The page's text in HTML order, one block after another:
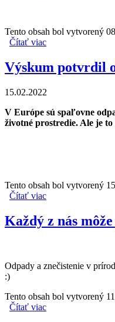
Tento obsah bol vytvorený
Čítať viac
Výskum potvrdil
15.02.2022
V Európe sú spaľovne
životné prostredie. Ale je
Tento obsah bol vytvorený
Čítať viac
Každý z nás
Odpady a znečistenie v
:)
Tento obsah bol vytvorený
Čítať viac